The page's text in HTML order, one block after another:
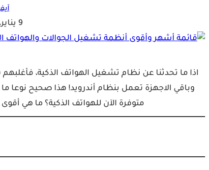
9 يناير، 2020
متوفرة الآن للهواتف الذكية؟ ما هي